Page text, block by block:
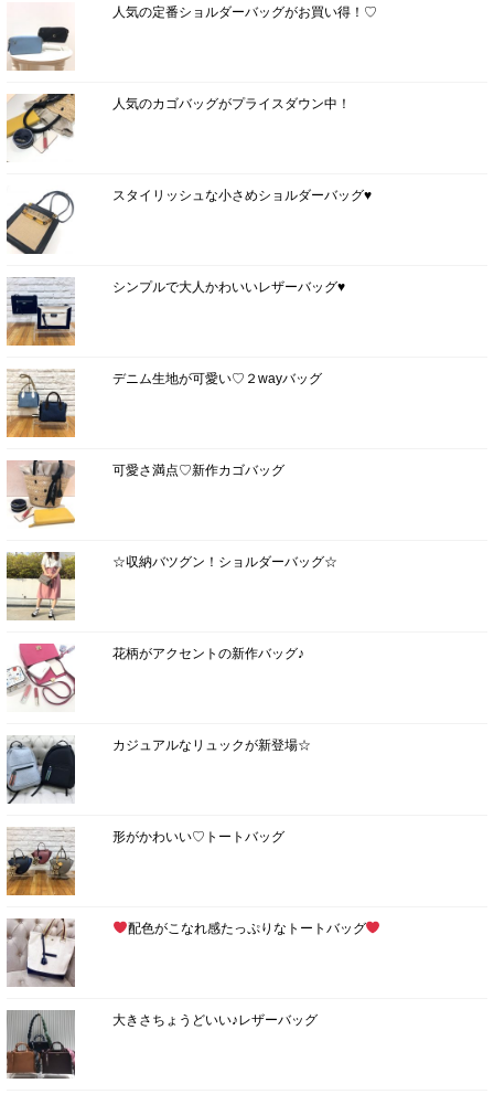
人気の定番ショルダーバッグがお買い得！♡
人気のカゴバッグがプライスダウン中！
スタイリッシュな小さめショルダーバッグ♥
シンプルで大人かわいいレザーバッグ♥
デニム生地が可愛い♡２wayバッグ
可愛さ満点♡新作カゴバッグ
☆収納バツグン！ショルダーバッグ☆
花柄がアクセントの新作バッグ♪
カジュアルなリュックが新登場☆
形がかわいい♡トートバッグ
配色がこなれ感たっぷりなトートバッグ
大きさちょうどいい♪レザーバッグ